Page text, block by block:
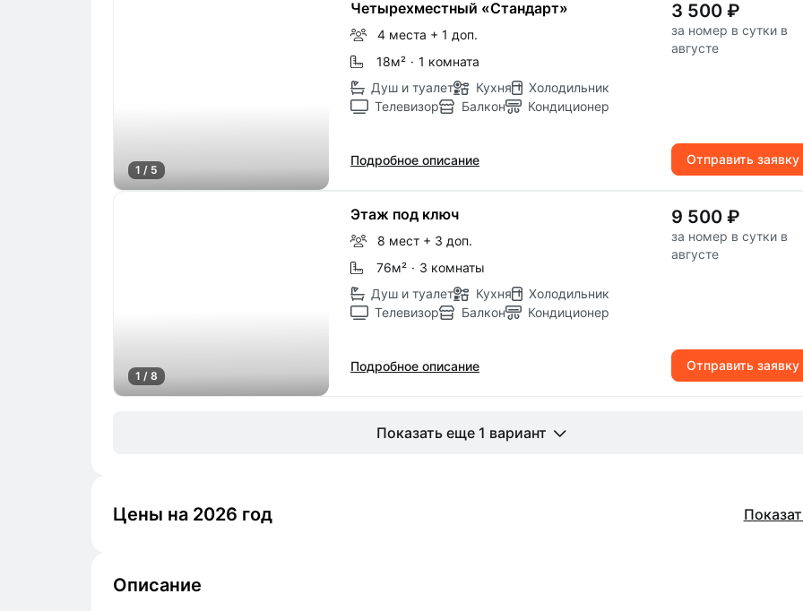
1 / 5
Четырехместный «Стандарт»
4 места + 1 доп.
18м² · 1 комната
Душ и туалет
Кухня
Холодильник
Телевизор
Балкон Кондиционер
Подробное описание
3 500 ₽
за номер в сутки в
августе
Отправить заявку
1 / 8
Этаж под ключ
8 мест + 3 доп.
76м² · 3 комнаты
Душ и туалет
Кухня
Холодильник
Телевизор
Балкон Кондиционер
Подробное описание
9 500 ₽
за номер в сутки в
августе
Отправить заявку
Показать еще 1 вариант
Цены на 2026 год
Описание